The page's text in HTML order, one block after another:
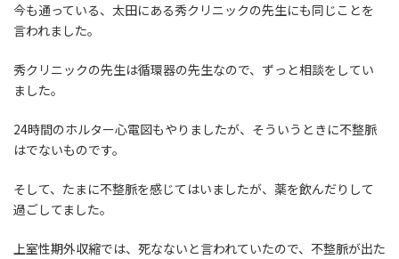
今も通っている、太田にある秀クリニックの先生にも同じことを
言われました。
秀クリニックの先生は循環器の先生なので、ずっと相談をしてい
ました。
24時間のホルター心電図もやりましたが、そういうときに不整脈
はでないものです。
そして、たまに不整脈を感じてはいましたが、薬を飲んだりして
過ごしてました。
上室性期外収縮では、死なないと言われていたので、不整脈が出た